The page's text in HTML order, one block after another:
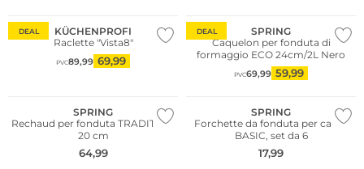
DEAL
KÜCHENPROFI
Raclette "Vista8"
PVC89,99 69,99
DEAL
SPRING
Caquelon per fonduta di
formaggio ECO 24cm/2L Nero
PVC69,99 59,99
SPRING
Rechaud per fonduta TRADITION
20 cm
64,99
SPRING
Forchette da fonduta per carne
BASIC, set da 6
17,99